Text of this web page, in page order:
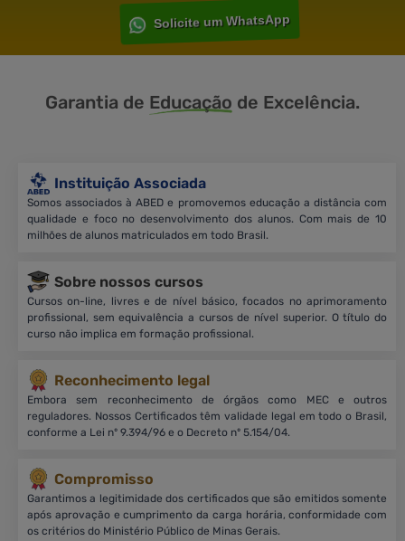
Solicite um WhatsApp
Garantia de Educação de Excelência.
Instituição Associada
Somos associados à ABED e promovemos educação a distância com
qualidade e foco no desenvolvimento dos alunos. Com mais de 10
milhões de alunos matriculados em todo Brasil.
Sobre nossos cursos
Cursos on-line, livres e de nível básico, focados no aprimoramento
profissional, sem equivalência a cursos de nível superior. O título do
curso não implica em formação profissional.
Reconhecimento legal
Embora sem reconhecimento de órgãos como MEC e outros
reguladores. Nossos Certificados têm validade legal em todo o Brasil,
conforme a Lei nº 9.394/96 e o Decreto nº 5.154/04.
Compromisso
Garantimos a legitimidade dos certificados que são emitidos somente
após aprovação e cumprimento da carga horária, conformidade com
os critérios do Ministério Público de Minas Gerais.